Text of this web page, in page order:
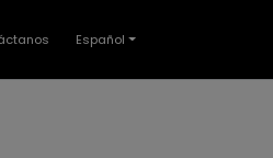
Español